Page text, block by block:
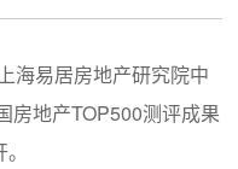
海易居房地产研究院中
房地产TOP500测评成果